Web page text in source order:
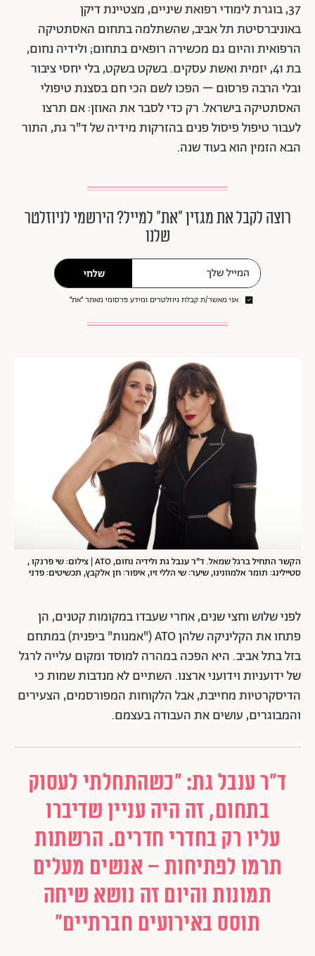
37, בוגרת לימודי רפואת שיניים, מצטיינת דיקן
באוניברסיטת תל אביב, שהשתלמה בתחום האסתטיקה
הרפואית והיום גם מכשירה רופאים בתחום; ולידיה נחום,
בת 41, יזמית ואשת עסקים. בשקט בשקט, בלי יחסי ציבור
ובלי הרבה פרסום – הפכו לשם הכי חם בסצנת טיפולי
האסתטיקה בישראל. רק כדי לסבר את האוזן: אם תרצו
לעבור טיפול פיסול פנים בהזרקות מידיה של ד"ר גת, התור
הבא הזמין הוא בעוד שנה.
רוצה לקבל את מגזין ״את״ למייל? הירשמי לניוזלטר
שלנו
שלחי
אני מאשר/ת קבלת ניוזלטרים ומידע פרסומי מאתר ״את״
הקשר התחיל ברגל שמאל. ד"ר ענבל גת ולידיה נחום, ATO | צילום: שי פרנקו ,
סטיילינג: תומר אלמוזנינו, שיער: שי הללי זיו, איפור: חן אלקבץ, תכשיטים: פדני
לפני שלוש וחצי שנים, אחרי שעבדו במקומות קטנים, הן
פתחו את הקליניקה שלהן ATO ("אמנות" ביפנית) במתחם
בזל בתל אביב. היא הפכה במהרה למוסד ומקום עלייה לרגל
של ידועניות וידועני ארצנו. השתיים לא מנדבות שמות כי
הדיסקרטיות מחייבת, אבל הלקוחות המפורסמים, הצעירים
והמבוגרים, עושים את העבודה בעצמם.
ד"ר ענבל גת: "כשהתחלתי לעסוק
בתחום, זה היה עניין שדיברו
עליו רק בחדרי חדרים. הרשתות
תרמו לפתיחות – אנשים מעלים
תמונות והיום זה נושא שיחה
תוסס באירועים חברתיים"